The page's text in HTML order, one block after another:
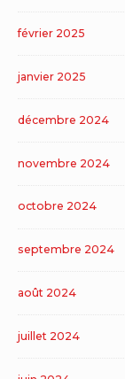
février 2025
janvier 2025
décembre 2024
novembre 2024
octobre 2024
septembre 2024
août 2024
juillet 2024